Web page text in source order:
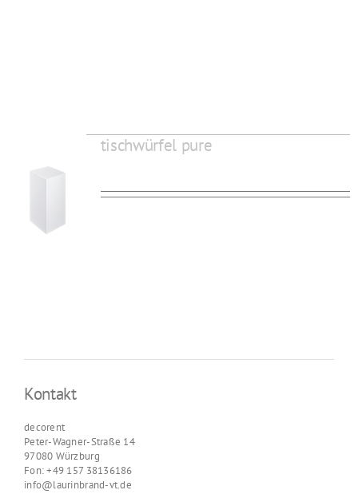
tischwürfel pure
Kontakt
decorent
Peter-Wagner-Straße 14
97080 Würzburg
Fon: +49 157 38136186
info@laurinbrand-vt.de